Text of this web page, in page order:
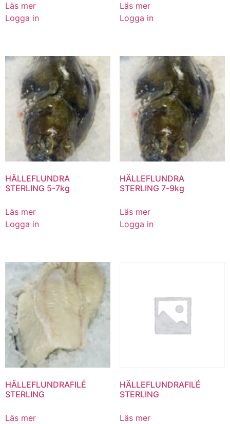
Läs mer
Logga in
Läs mer
Logga in
HÄLLEFLUNDRA
STERLING 5-7kg
Läs mer
Logga in
HÄLLEFLUNDRA
STERLING 7-9kg
Läs mer
Logga in
HÄLLEFLUNDRAFILÉ
STERLING
Läs mer
HÄLLEFLUNDRAFILÉ
STERLING
Läs mer